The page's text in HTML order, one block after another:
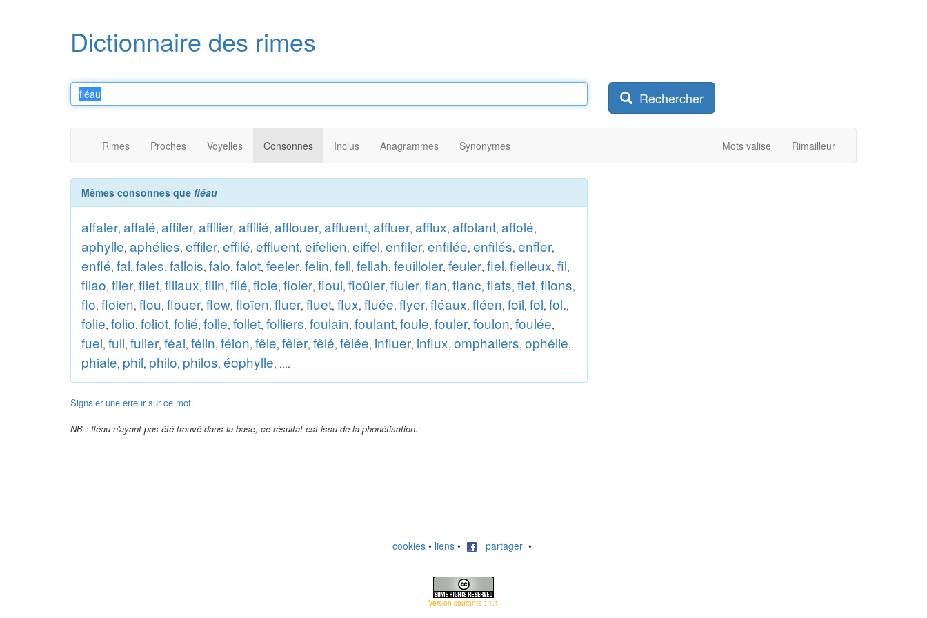
Dictionnaire des rimes
Rechercher
Rimes Proches Voyelles Consonnes Inclus Anagrammes Synonymes Mots valise Rimailleur
Mêmes consonnes que fléau
affaler, affalé, affiler, affilier, affilié, afflouer, affluent, affluer, afflux, affolant, affolé,
aphylle, aphélies, effiler, effilé, effluent, eifelien, eiffel, enfiler, enfilée, enfilés, enfler,
enflé, fal, fales, fallois, falo, falot, feeler, felin, fell, fellah, feuilloler, feuler, fiel, fielleux, fil,
filao, filer, filet, filiaux, filin, filé, fiole, fioler, fioul, fioûler, fiuler, flan, flanc, flats, flet, flions,
flo, floien, flou, flouer, flow, floïen, fluer, fluet, flux, fluée, flyer, fléaux, fléen, foil, fol, fol.,
folie, folio, foliot, folié, folle, follet, folliers, foulain, foulant, foule, fouler, foulon, foulée,
fuel, full, fuller, féal, félin, félon, fêle, fêler, fêlé, fêlée, influer, influx, omphaliers, ophélie,
phiale, phil, philo, philos, éophylle, ....
Signaler une erreur sur ce mot.
NB : fléau n'ayant pas été trouvé dans la base, ce résultat est issu de la phonétisation.
cookies • liens • partager •
Version courante : 1.1